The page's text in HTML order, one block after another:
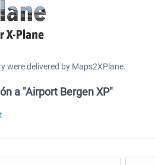
were delivered by Maps2XPlane.
a "Airport Bergen XP"